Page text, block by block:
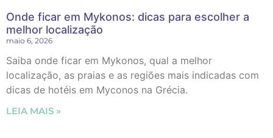
Onde ficar em Mykonos: dicas para escolher a
melhor localização
maio 6, 2026
Saiba onde ficar em Mykonos, qual a melhor
localização, as praias e as regiões mais indicadas com
dicas de hotéis em Myconos na Grécia.
LEIA MAIS »